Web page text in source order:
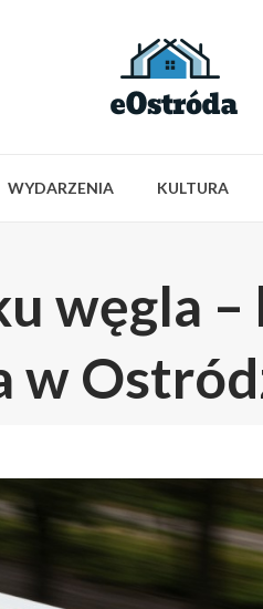
WYDARZENIA KULTURA
węgla –
w